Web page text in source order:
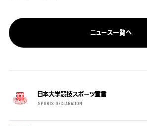
ニュース一覧へ
日本大学競技スポーツ宣言
SPORTS-DECLARATION